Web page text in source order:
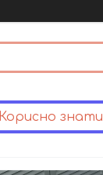
Корисно знати